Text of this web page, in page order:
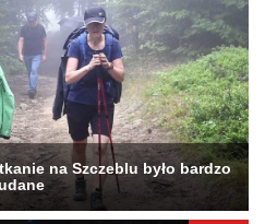
na Szczeblu było bardzo